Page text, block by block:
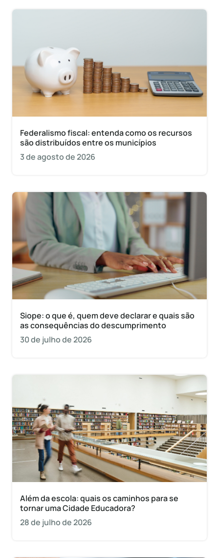
Federalismo fiscal: entenda como os recursos
são distribuídos entre os municípios
3 de agosto de 2026
Siope: o que é, quem deve declarar e quais são
as consequências do descumprimento
30 de julho de 2026
Além da escola: quais os caminhos para se
tornar uma Cidade Educadora?
28 de julho de 2026